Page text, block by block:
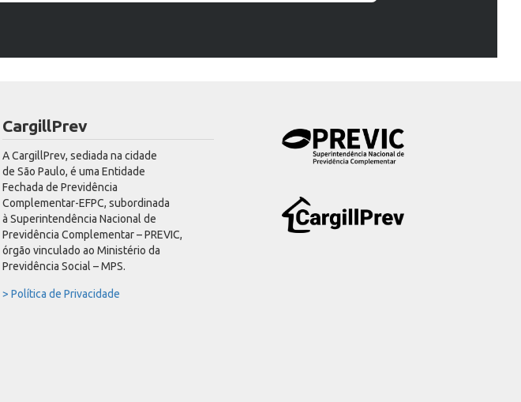
CargillPrev
A CargillPrev, sediada na cidade
de São Paulo, é uma Entidade
Fechada de Previdência
Complementar-EFPC, subordinada
à Superintendência Nacional de
Previdência Complementar – PREVIC,
órgão vinculado ao Ministério da
Previdência Social – MPS.
> Política de Privacidade